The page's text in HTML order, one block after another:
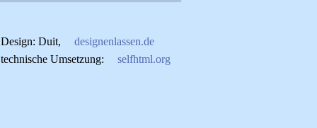
Design: Duit,
designenlassen.de
technische Umsetzung:
selfhtml.org